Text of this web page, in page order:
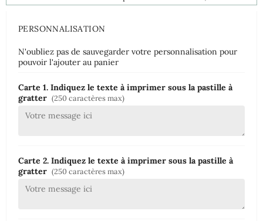
PERSONNALISATION
N'oubliez pas de sauvegarder votre personnalisation pour
pouvoir l'ajouter au panier
Carte 1. Indiquez le texte à imprimer sous la pastille à
gratter (250 caractères max)
Carte 2. Indiquez le texte à imprimer sous la pastille à
gratter (250 caractères max)